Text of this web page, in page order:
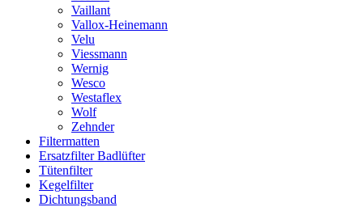
Vaillant
Vallox-Heinemann
Velu
Viessmann
Wernig
Wesco
Westaflex
Wolf
Zehnder
Filtermatten
Ersatzfilter Badlüfter
Tütenfilter
Kegelfilter
Dichtungsband